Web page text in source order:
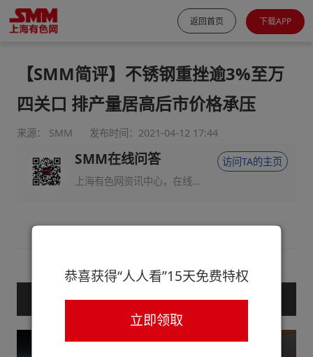
返回首页 下载APP
【SMM简评】不锈钢重挫逾3%至万
四关口 排产量居高后市价格承压
来源： SMM 发布时间：2021-04-12 17:44
SMM在线问答
上海有色网资讯中心，在线回答您的提问！
访问TA的主页
— 登录后查看全文 —
恭喜获得“人人看”15天免费特权
立即领取